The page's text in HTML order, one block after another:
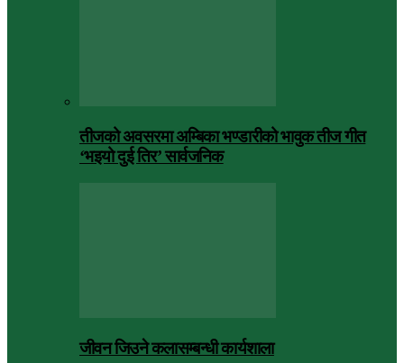
तीजको अवसरमा अम्बिका भण्डारीको भावुक तीज गीत
‘भइयो दुई तिर’ सार्वजनिक
जीवन जिउने कलासम्बन्धी कार्यशाला